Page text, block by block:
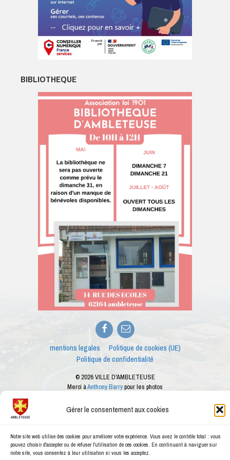
Gérer le consentement aux cookies
Notre site web utilise des cookies pour améliorer votre expérience. Vous avez le contrôle total : vous
pouvez choisir d'accepter ou de refuser l'utilisation de ces cookies. En continuant à naviguer sur
notre site, vous consentez à leur utilisation si vous les acceptez.
BIBLIOTHEQUE
Facebook
E-
mail
mentions legales
Politique de cookies (UE)
Politique de confidentialité
© 2026 VILLE D'AMBLETEUSE
Merci àAnthony Barrypour les photos
Ce site internet est créé dans le cadre des ateliers numériques proposés par le
conseiller numérique de la ville d'Ambleteuse